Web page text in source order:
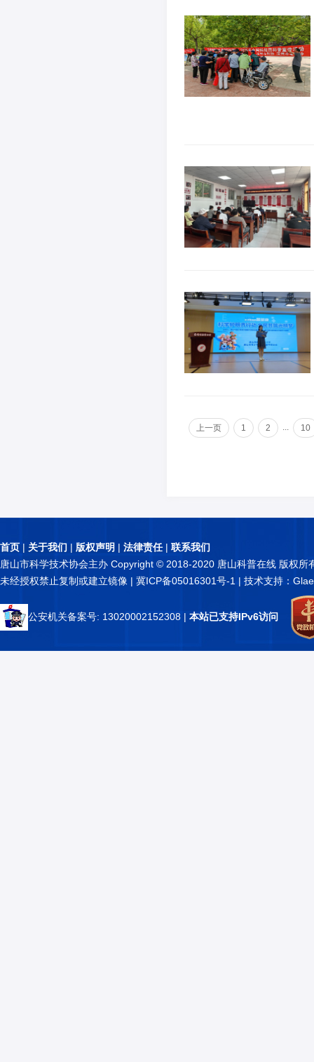
上一页 1 2 ... 10
首页 | 关于我们 | 版权声明 | 法律责任| 联系我们
唐山市科学技术协会主办 Copyright © 2018-2020 唐山科普在线 版权所
未经授权禁止复制或建立镜像 | 冀ICP备05016301号-1 | 技术支持：
公安机关备案号: 13020002152308 | 本站已支持IPv6访问